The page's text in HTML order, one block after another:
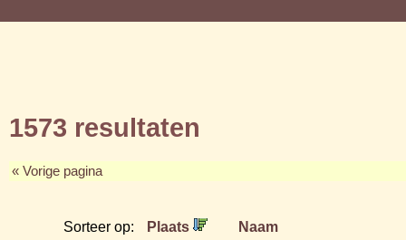
1573 resultaten
« Vorige pagina
Sorteer op: Plaats Naam